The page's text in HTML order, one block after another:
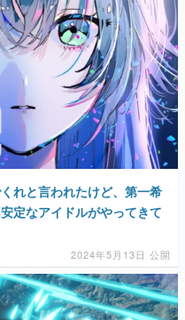
れと言われたけど、第一希
定なアイドルがやってきて
2024年5月13日 公開